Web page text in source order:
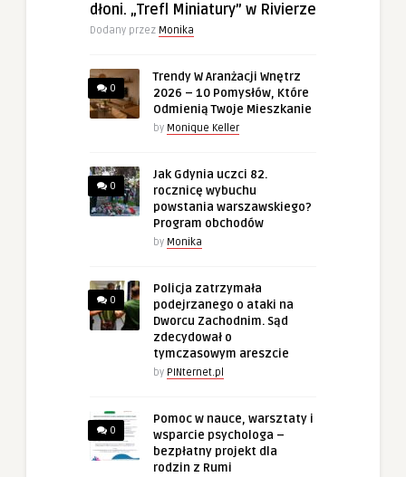
dłoni. „Trefl Miniatury” w Rivierze
Dodany przez Monika
0
Trendy W Aranżacji Wnętrz
2026 – 10 Pomysłów, Które
Odmienią Twoje Mieszkanie
by Monique Keller
0
Jak Gdynia uczci 82.
rocznicę wybuchu
powstania warszawskiego?
Program obchodów
by Monika
0
Policja zatrzymała
podejrzanego o ataki na
Dworcu Zachodnim. Sąd
zdecydował o
tymczasowym areszcie
by PINternet.pl
0
Pomoc w nauce, warsztaty i
wsparcie psychologa –
bezpłatny projekt dla
rodzin z Rumi